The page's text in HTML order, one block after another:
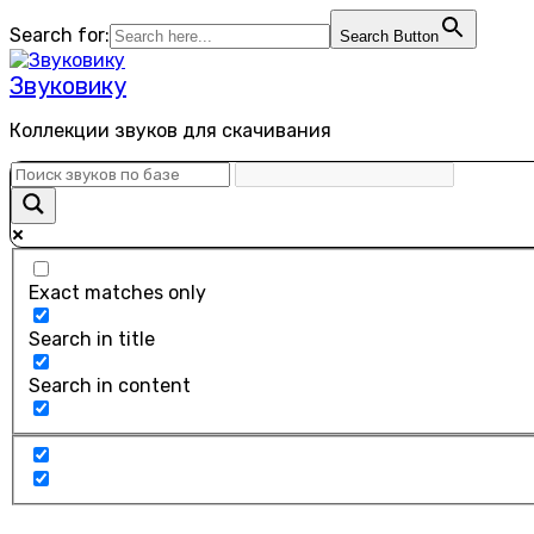
к
содержанию
Search for: Search Button
Звуковику
Коллекции звуков для скачивания
Exact matches only
Search in title
Search in content